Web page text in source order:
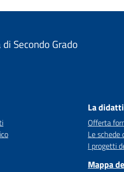
Secondo Grado
La
Offerta
Le schede
I progetti
Mappa